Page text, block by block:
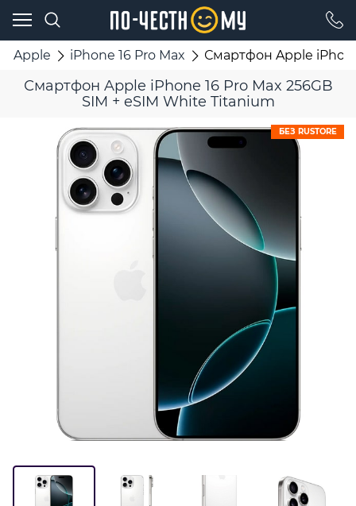
Apple iPhone 16 Pro Max Смартфон Apple
Смартфон Apple iPhone 16 Pro Max 256GB
SIM + eSIM White Titanium
БЕЗ RUSTORE